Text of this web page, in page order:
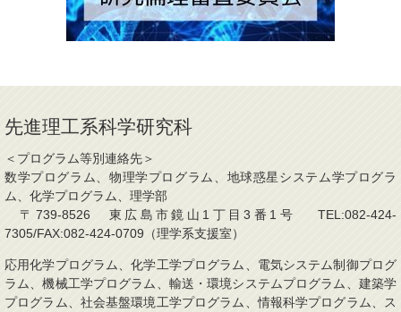
先進理工系科学研究科
＜プログラム等別連絡先＞
数学プログラム、物理学プログラム、地球惑星システム学プログラ
ム、化学プログラム、理学部
〒739-8526 東広島市鏡山1丁目3番1号 TEL:082-424-
7305/FAX:082-424-0709（理学系支援室）
応用化学プログラム、化学工学プログラム、電気システム制御プログ
ラム、機械工学プログラム、輸送・環境システムプログラム、建築学
プログラム、社会基盤環境工学プログラム、情報科学プログラム、ス